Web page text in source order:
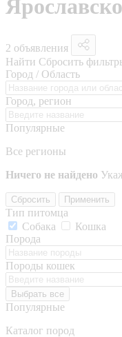
2 объявления
Найти Сбросить
Город / Область
Город, регион
Популярные
Все регионы
Ничего не найдено
Сбросить Применить
Тип питомца
Собака
Кошка
Порода
Породы кошек
Выбрать все
Популярные
Каталог пород